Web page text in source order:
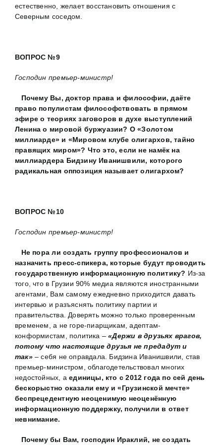
естественно, желает восстановить отношения с
Северным соседом.
ВОПРОС №9
Господин премьер-министр!
Почему Вы, доктор права и философии, даёте
право популистам философствовать в прямом
эфире о теориях заговоров в духе выступлений
Ленина о мировой буржуазии? О «Золотом
миллиарде» и «Мировом клубе олигархов, тайно
правящих миром»? Что это, если не намёк на
миллиардера Бидзину Иванишвили, которого
радикальная оппозиция называет олигархом?
ВОПРОС №10
Господин премьер-министр!
Не пора ли создать группу профессионалов и
назначить пресс-спикера, которые будут проводить
государственную информационную политику? Из-за
того, что в Грузии 90% медиа являются иностранными
агентами, Вам самому ежедневно приходится давать
интервью и разъяснять политику партии и
правительства. Доверять можно только проверенным
временем, а не горе-пиарщикам, адептам-
конформистам, политика –«Держи в друзьях врагов,
потому что настоящие друзья не предадут и
так»– себя не оправдала. Бидзина Иванишвили, став
премьер-министром, облагодетельствовал многих
недостойных, аединицы, кто с 2012 года по сей день
бескорыстно оказали ему и «Грузинской мечте»
беспрецедентную неоценимую неоценённую
информационную поддержку, получили в ответ
невнимание.
Почему бы Вам, господин Ираклий, не создать